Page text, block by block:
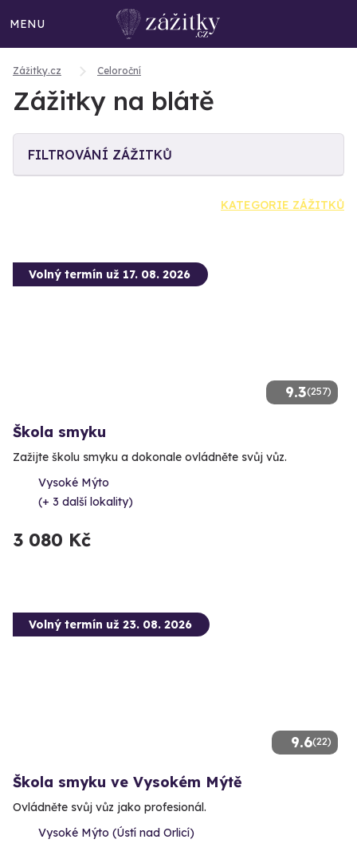
MENU
Zážitky.cz Celoroční
Zážitky na blátě
FILTROVÁNÍ ZÁŽITKŮ
KATEGORIE ZÁŽITKŮ
9.3(257)
Volný termín už 17. 08. 2026
Škola smyku
Zažijte školu smyku a dokonale ovládněte svůj vůz.
Vysoké Mýto
(+ 3 další lokality)
3 080 Kč
9.6(22)
Volný termín už 23. 08. 2026
Škola smyku ve Vysokém Mýtě
Ovládněte svůj vůz jako profesionál.
Vysoké Mýto (Ústí nad Orlicí)